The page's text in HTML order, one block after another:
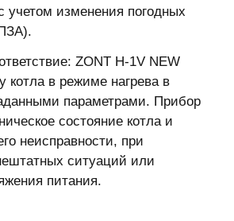
учетом изменения погодных
ZONT H-1V NEW
котла в режиме нагрева в
параметрами. Прибор
состояние котла и
неисправности, при
ситуаций или
питания.